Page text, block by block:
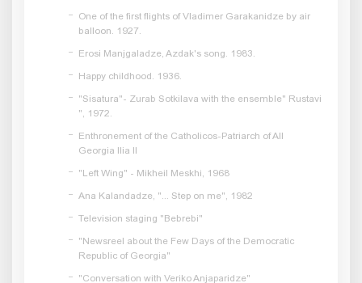
One of the first flights of Vladimer Garakanidze by air
balloon. 1927.
Erosi Manjgaladze, Azdak's song. 1983.
Happy childhood. 1936.
"Sisatura"- Zurab Sotkilava with the ensemble" Rustavi
", 1972.
Enthronement of the Catholicos-Patriarch of All
Georgia Ilia II
"Left Wing" - Mikheil Meskhi, 1968
Ana Kalandadze, "... Step on me", 1982
Television staging "Bebrebi"
"Newsreel about the Few Days of the Democratic
Republic of Georgia"
"Conversation with Veriko Anjaparidze"